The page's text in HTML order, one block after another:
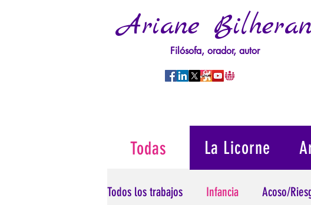
Ariane
Filósofa, orador, autor
Todos los trabajos Infancia Acoso/
La Licorne
Todas